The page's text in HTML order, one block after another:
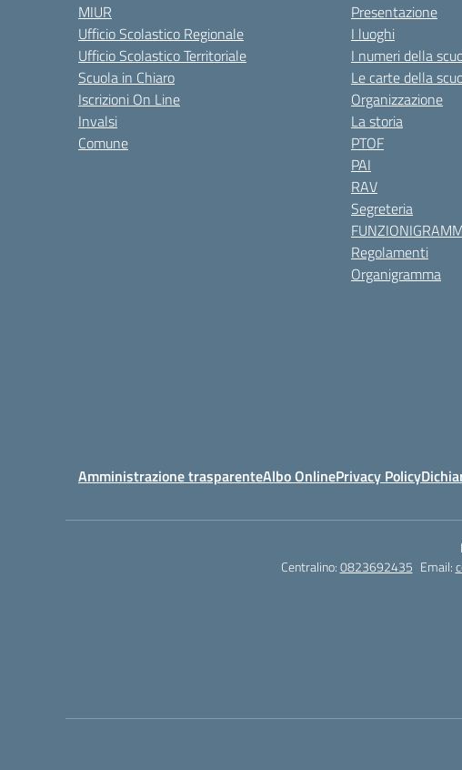
MIUR
Ufficio Scolastico Regionale
Ufficio Scolastico Territoriale
Scuola in Chiaro
Iscrizioni On Line
Invalsi
Comune
Presentazione
I luoghi
I numeri della
Le carte della
Organizzazione
La storia
PTOF
PAI
RAV
Segreteria
Regolamenti
Organigramma
Amministrazione trasparenteAlbo OnlinePrivacy Policy
Centralino:0823692435 Email: